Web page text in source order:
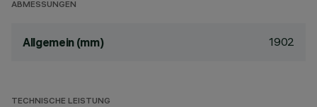
ABMESSUNGEN
Allgemein (mm) 1902
TECHNISCHE LEISTUNG